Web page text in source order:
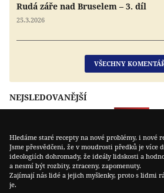
Rudá záře nad Bruselem – 3. díl
25.3.2026
VŠECHNY
NEJSLEDOVANĚJŠÍ
Hledáme staré recepty na nové problémy, i nové
Jsme přesvědčeni, že v moudrosti předků je více
ideologiích dohromady, že ideály lidskosti a
a nesmí být rozbity, ztraceny, zapomenuty.
Zajímají nás lidé a jejich myšlenky, proto s lidmi
je.